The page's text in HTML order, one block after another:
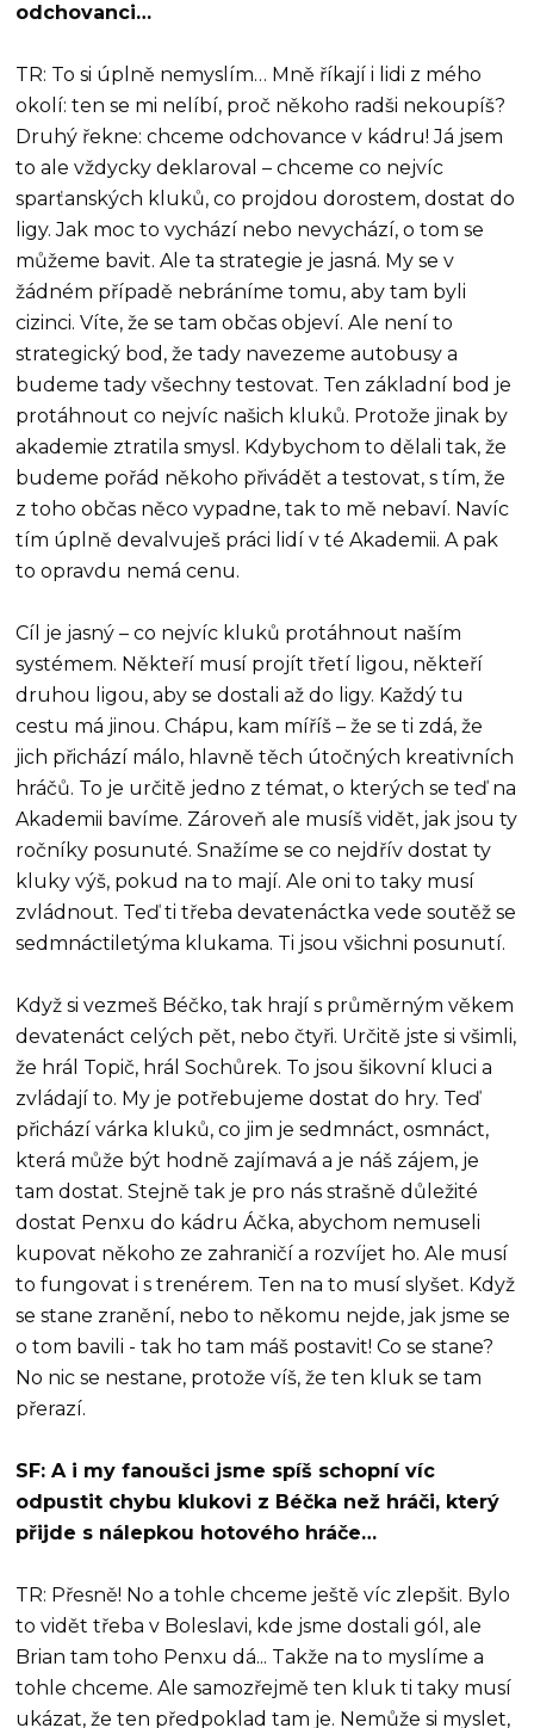
odchovanci…
TR: To si úplně nemyslím… Mně říkají i lidi z mého
okolí: ten se mi nelíbí, proč někoho radši nekoupíš?
Druhý řekne: chceme odchovance v kádru! Já jsem
to ale vždycky deklaroval – chceme co nejvíc
sparťanských kluků, co projdou dorostem, dostat do
ligy. Jak moc to vychází nebo nevychází, o tom se
můžeme bavit. Ale ta strategie je jasná. My se v
žádném případě nebráníme tomu, aby tam byli
cizinci. Víte, že se tam občas objeví. Ale není to
strategický bod, že tady navezeme autobusy a
budeme tady všechny testovat. Ten základní bod je
protáhnout co nejvíc našich kluků. Protože jinak by
akademie ztratila smysl. Kdybychom to dělali tak, že
budeme pořád někoho přivádět a testovat, s tím, že
z toho občas něco vypadne, tak to mě nebaví. Navíc
tím úplně devalvuješ práci lidí v té Akademii. A pak
to opravdu nemá cenu.
Cíl je jasný – co nejvíc kluků protáhnout naším
systémem. Někteří musí projít třetí ligou, někteří
druhou ligou, aby se dostali až do ligy. Každý tu
cestu má jinou. Chápu, kam míříš – že se ti zdá, že
jich přichází málo, hlavně těch útočných kreativních
hráčů. To je určitě jedno z témat, o kterých se teď na
Akademii bavíme. Zároveň ale musíš vidět, jak jsou ty
ročníky posunuté. Snažíme se co nejdřív dostat ty
kluky výš, pokud na to mají. Ale oni to taky musí
zvládnout. Teď ti třeba devatenáctka vede soutěž se
sedmnáctiletýma klukama. Ti jsou všichni posunutí.
Když si vezmeš Béčko, tak hrají s průměrným věkem
devatenáct celých pět, nebo čtyři. Určitě jste si všimli,
že hrál Topič, hrál Sochůrek. To jsou šikovní kluci a
zvládají to. My je potřebujeme dostat do hry. Teď
přichází várka kluků, co jim je sedmnáct, osmnáct,
která může být hodně zajímavá a je náš zájem, je
tam dostat. Stejně tak je pro nás strašně důležité
dostat Penxu do kádru Áčka, abychom nemuseli
kupovat někoho ze zahraničí a rozvíjet ho. Ale musí
to fungovat i s trenérem. Ten na to musí slyšet. Když
se stane zranění, nebo to někomu nejde, jak jsme se
o tom bavili - tak ho tam máš postavit! Co se stane?
No nic se nestane, protože víš, že ten kluk se tam
přerazí.
SF: A i my fanoušci jsme spíš schopní víc
odpustit chybu klukovi z Béčka než hráči, který
přijde s nálepkou hotového hráče…
TR: Přesně! No a tohle chceme ještě víc zlepšit. Bylo
to vidět třeba v Boleslavi, kde jsme dostali gól, ale
Brian tam toho Penxu dá... Takže na to myslíme a
tohle chceme. Ale samozřejmě ten kluk ti taky musí
ukázat, že ten předpoklad tam je. Nemůže si myslet,